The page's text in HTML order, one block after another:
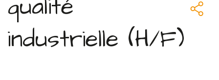
qualité
industrielle (H/F)